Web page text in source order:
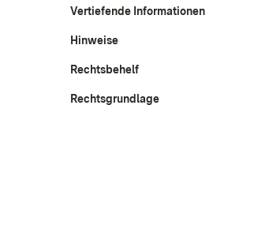
Vertiefende Informationen
Hinweise
Rechtsbehelf
Rechtsgrundlage